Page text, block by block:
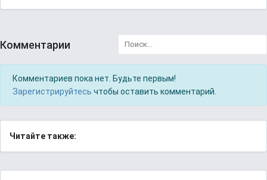
Комментарии
Комментариев пока нет. Будьте первым!
Зарегистрируйтесь чтобы оставить комментарий.
Читайте также: